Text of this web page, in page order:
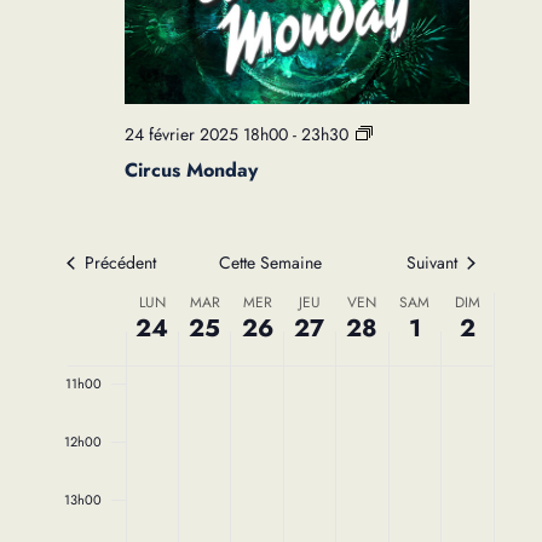
24 février 2025 18h00- 23h30
Circus Monday
Précédent Cette Semaine Suivant
Semaine
Évènements
LUN
24
MAR
25
MER
26
JEU
27
VEN
28
SAM
1
DIM
2
9h00
11h00
12h00
13h00